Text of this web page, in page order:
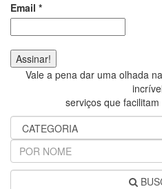
Email *
Vale a pena dar uma olhada
serviços que